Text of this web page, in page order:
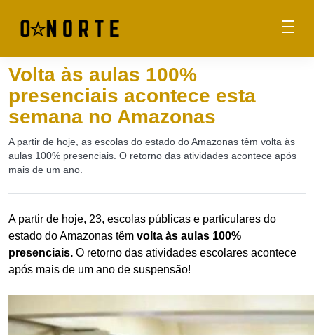
Volta às aulas 100%
presenciais acontece esta
semana no Amazonas
A partir de hoje, as escolas do estado do Amazonas têm volta às
aulas 100% presenciais. O retorno das atividades acontece após
mais de um ano.
A partir de hoje, 23, escolas públicas e particulares do
estado do Amazonas têm volta às aulas 100%
presenciais. O retorno das atividades escolares acontece
após mais de um ano de suspensão!